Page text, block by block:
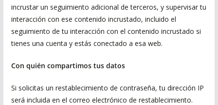
incrustar un seguimiento adicional de terceros, y supervisar tu
interacción con ese contenido incrustado, incluido el
seguimiento de tu interacción con el contenido incrustado si
tienes una cuenta y estás conectado a esa web.
Con quién compartimos tus datos
Si solicitas un restablecimiento de contraseña, tu dirección IP
será incluida en el correo electrónico de restablecimiento.